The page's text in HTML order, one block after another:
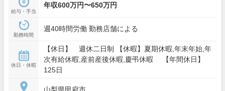
給与・手当
年収600万円〜650万円
勤務時間
週40時間労働 勤務店舗による
休日・休暇
【休日】 週休二日制 【休暇】夏期休暇,年末年始,年
次有給休暇,産前産後休暇,慶弔休暇 【年間休日】
125日
山梨県甲府市